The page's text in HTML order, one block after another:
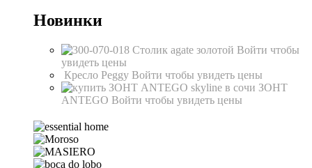
Новинки
Столик agate золотой Войти чтобы
увидеть цены
Кресло Peggy Войти чтобы увидеть цены
ЗОНТ
ANTEGO Войти чтобы увидеть цены